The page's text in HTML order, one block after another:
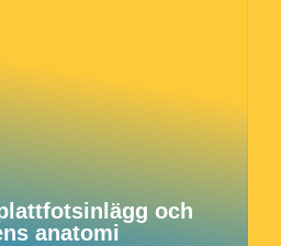
och
anatomi